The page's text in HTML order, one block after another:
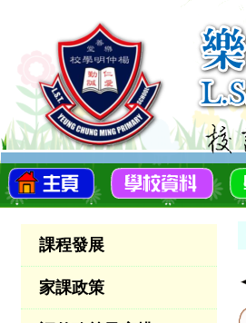
課程發展
家課政策